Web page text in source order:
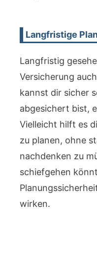
Langfristige
Langfristig
Versicherung
kannst dir sicher
abgesichert bist,
Vielleicht hilft es
zu planen, ohne
nachdenken zu
schiefgehen
wirken.